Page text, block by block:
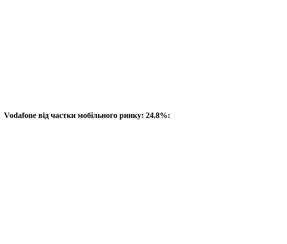
Vodafone від частки мобільного ринку: 24.8%: